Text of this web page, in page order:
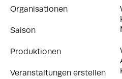
Organisationen
Saison
Produktionen
Veranstaltungen erstellen